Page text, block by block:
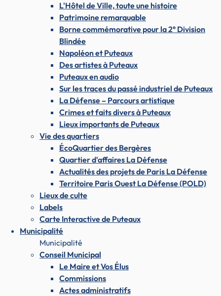
L'Hôtel de Ville, toute une histoire
Patrimoine remarquable
Borne commémorative pour la 2° Division
Blindée
Napoléon et Puteaux
Des artistes à Puteaux
Puteaux en audio
Sur les traces du passé industriel de Puteaux
La Défense – Parcours artistique
Crimes et faits divers à Puteaux
Lieux importants de Puteaux
Vie des quartiers
ÉcoQuartier des Bergères
Quartier d'affaires La Défense
Actualités des projets de Paris La Défense
Territoire Paris Ouest La Défense (POLD)
Lieux de culte
Labels
Carte Interactive de Puteaux
Municipalité
Municipalité
Conseil Municipal
Le Maire et Vos Élus
Commissions
Actes administratifs